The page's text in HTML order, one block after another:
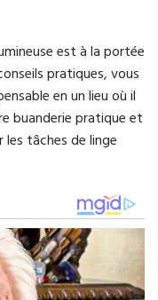
est à la portée
pratiques, vous
en un lieu où il
buanderie pratique et
tâches de linge